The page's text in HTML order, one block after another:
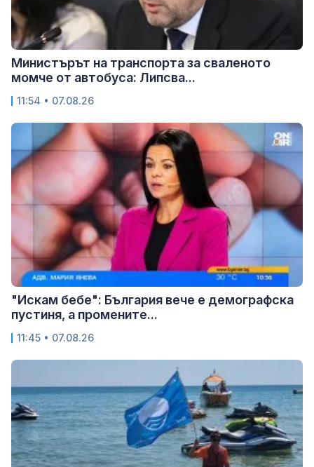
Министърът на транспорта за сваленото
момче от автобуса: Липсва...
11:54 • 07.08.26
"Искам бебе": България вече е демографска
пустиня, а промените...
11:45 • 07.08.26